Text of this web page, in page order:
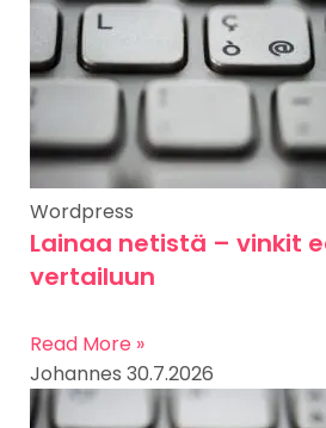
Wordpress
Lainaa netistä – vinkit
vertailuun
Read More »
Johannes 30.7.2026